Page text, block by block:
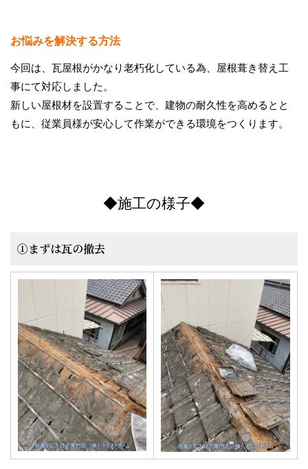
お悩みを解決する方法
今回は、瓦屋根がかなり老朽化している為、屋根葺き替え工
事にて対応しました。
新しい屋根材を設置することで、建物の耐久性を高めるとと
もに、従業員様が安心して作業ができる環境をつくります。
◆施工の様子◆
①まずは瓦の撤去